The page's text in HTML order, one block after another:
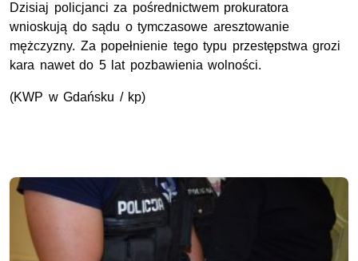
Dzisiaj policjanci za pośrednictwem prokuratora
wnioskują do sądu o tymczasowe aresztowanie
mężczyzny. Za popełnienie tego typu przestępstwa grozi
kara nawet do 5 lat pozbawienia wolności.
(KWP w Gdańsku / kp)